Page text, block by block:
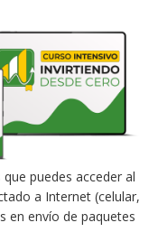
puedes acceder al
a Internet (celular,
en envío de paquetes